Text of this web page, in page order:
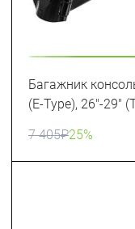
Багажник
(E-Type), 26"-29"
7 405₽25%